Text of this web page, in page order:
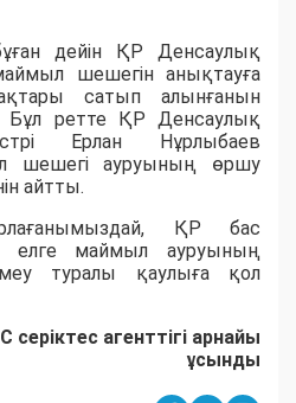
дейін ҚР Денсаулық
шешегін анықтауға
сатып алынғанын
Бұл ретте ҚР Денсаулық
Ерлан Нұрлыбаев
шешегі ауруының өршу
айтты.
ҚР бас
елге маймыл ауруының
туралы қаулыға қол
агенттігі арнайы
ұсынды